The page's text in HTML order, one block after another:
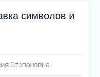
символов и
Степановна